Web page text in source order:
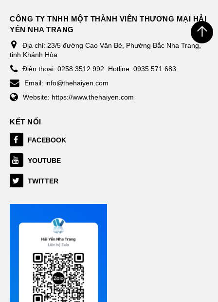
CÔNG TY TNHH MỘT THÀNH VIÊN THƯƠNG MẠI HẢI
YẾN NHA TRANG
Địa chỉ: 23/5 đường Cao Văn Bé, Phường Bắc Nha Trang,
tỉnh Khánh Hòa
Điện thoại: 0258 3512 992
Hotline: 0935 571 683
Email: info@thehaiyen.com
Website: https://www.thehaiyen.com
KẾT NỐI
FACEBOOK
YOUTUBE
TWITTER